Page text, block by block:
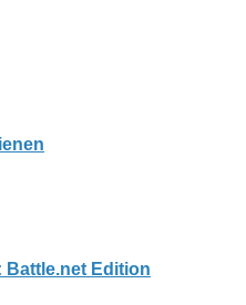
Battle.net Edition